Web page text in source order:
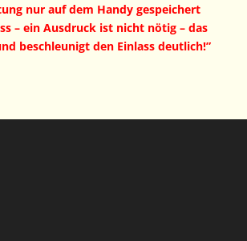
nur auf dem Handy gespeichert
– ein Ausdruck ist nicht nötig – das
beschleunigt den Einlass deutlich!”